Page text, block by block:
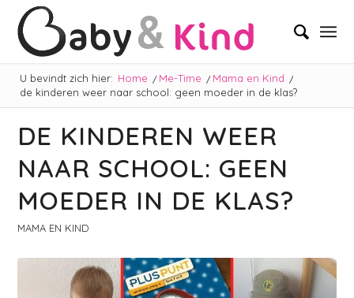
U bevindt zich hier: Home / Me-Time / Mama en Kind /
de kinderen weer naar school: geen moeder in de klas?
DE KINDEREN WEER
NAAR SCHOOL: GEEN
MOEDER IN DE KLAS?
MAMA EN KIND